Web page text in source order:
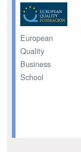
European
Quality
Business
School